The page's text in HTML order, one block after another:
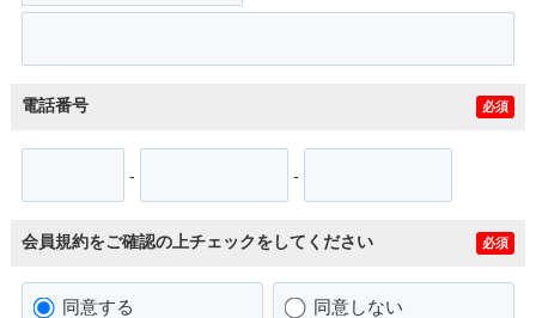
電話番号 必須
- -
会員規約をご確認の上チェックをしてください 必須
同意する 同意しない